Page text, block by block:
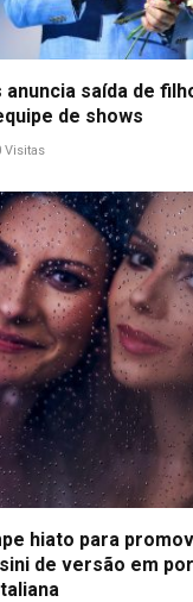
saída de
de shows
Visitas
hiato para
de versão em